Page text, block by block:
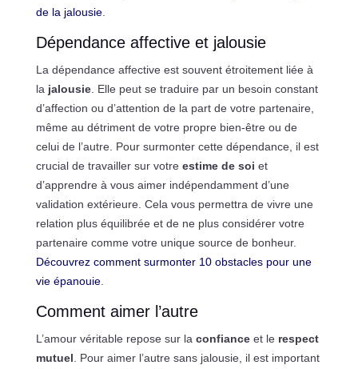
de la jalousie.
Dépendance affective et jalousie
La dépendance affective est souvent étroitement liée à
la jalousie. Elle peut se traduire par un besoin constant
d’affection ou d’attention de la part de votre partenaire,
même au détriment de votre propre bien-être ou de
celui de l’autre. Pour surmonter cette dépendance, il est
crucial de travailler sur votre estime de soi et
d’apprendre à vous aimer indépendamment d’une
validation extérieure. Cela vous permettra de vivre une
relation plus équilibrée et de ne plus considérer votre
partenaire comme votre unique source de bonheur.
Découvrez comment surmonter 10 obstacles pour une
vie épanouie.
Comment aimer l’autre
L’amour véritable repose sur la confianceet le respect
mutuel . Pour aimer l’autre sans jalousie, il est important